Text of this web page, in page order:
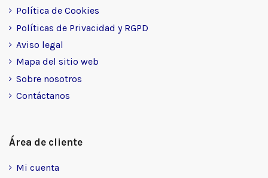
Política de Cookies
Políticas de Privacidad y RGPD
Aviso legal
Mapa del sitio web
Sobre nosotros
Contáctanos
Área de cliente
Mi cuenta